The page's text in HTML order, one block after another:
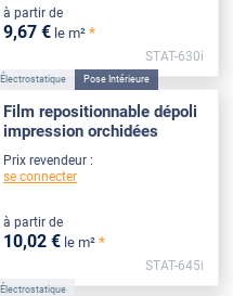
à partir de
9,67 € le m² *
STAT-630i
Électrostatique Pose Intérieure
Film repositionnable dépoli
impression orchidées
Prix revendeur :
se connecter
à partir de
10,02 € le m² *
STAT-645i
Électrostatique